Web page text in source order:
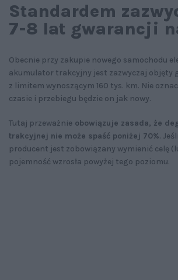
Standardem
7-8 lat gwarancji
Obecnie przy zakupie nowego samochodu
akumulator trakcyjny jest zazwyczaj objęty
z limitem wynoszącym 160 tys. km. Nie
czasie i przebiegu będzie on jak nowy.
Tutaj przeważnie obowiązuje zasada, że
trakcyjnej nie może spaść poniżej 70%.
producent jest zobowiązany wymienić celę
pojemność wzrosła powyżej tego poziomu.